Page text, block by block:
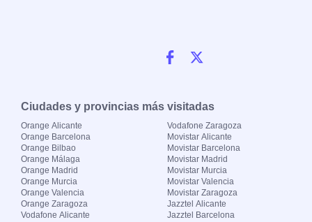
Ciudades y provincias más visitadas
Orange Alicante
Orange Barcelona
Orange Bilbao
Orange Málaga
Orange Madrid
Orange Murcia
Orange Valencia
Orange Zaragoza
Vodafone Alicante
Vodafone Zaragoza
Movistar Alicante
Movistar Barcelona
Movistar Madrid
Movistar Murcia
Movistar Valencia
Movistar Zaragoza
Jazztel Alicante
Jazztel Barcelona